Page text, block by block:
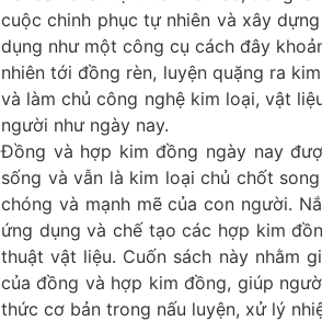
cuộc chinh phục tự nhiên và xây
dụng như một công cụ cách đây
nhiên tới đồng rèn, luyện quặng ra
và làm chủ công nghệ kim loại, vật
người như ngày nay.
Đồng và hợp kim đồng ngày nay
sống và vẫn là kim loại chủ chốt
chóng và mạnh mẽ của con người.
ứng dụng và chế tạo các hợp kim
thuật vật liệu. Cuốn sách này nhằm
của đồng và hợp kim đồng, giúp
thức cơ bản trong nấu luyện, xử lý